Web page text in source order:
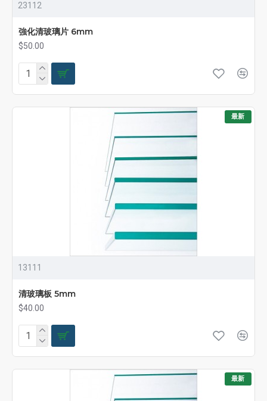
23112
強化清玻璃片 6mm
$50.00
最新
13111
清玻璃板 5mm
$40.00
最新